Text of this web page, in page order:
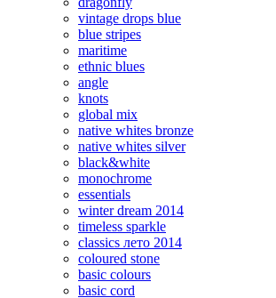
vintage drops blue
blue stripes
maritime
ethnic blues
angle
knots
global mix
native whites bronze
native whites silver
black&white
monochrome
essentials
winter dream 2014
timeless sparkle
classics лето 2014
coloured stone
basic colours
basic cord